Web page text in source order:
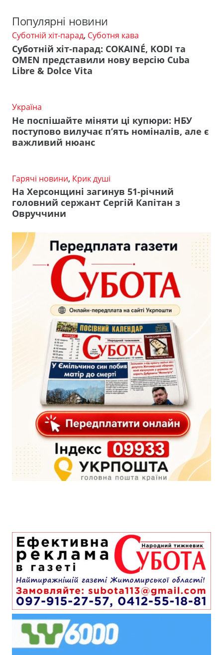
Популярні новини
Суботній хіт-парад, Суботня кава
Суботній хіт-парад: COKAINÉ, KODI та
OMEN представили нову версію Cuba
Libre & Dolce Vita
Україна
Не поспішайте міняти ці купюри: НБУ
поступово вилучає п’ять номіналів, але є
важливий нюанс
Гарячі новини, Крик душі
На Херсонщині загинув 51-річний
головний сержант Сергій Капітан з
Овруччини